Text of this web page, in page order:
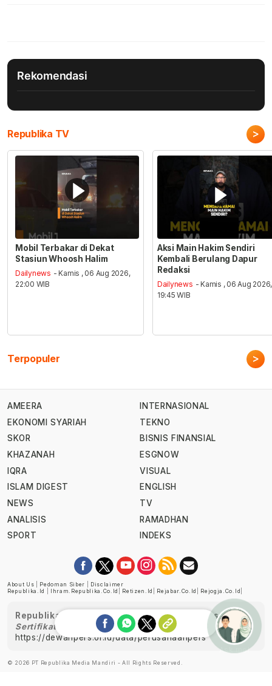
Rekomendasi
Republika TV >
Mobil Terbakar di Dekat
Stasiun Whoosh Halim
Dailynews - Kamis , 06 Aug 2026,
22:00 WIB
Aksi Main Hakim Sendiri
Kembali Berulang Dapur
Redaksi
Dailynews - Kamis , 06 Aug 2026,
19:45 WIB
Terpopuler >
AMEERA
EKONOMI SYARIAH
SKOR
KHAZANAH
IQRA
ISLAM DIGEST
NEWS
ANALISIS
SPORT
INTERNASIONAL
TEKNO
BISNIS FINANSIAL
ESGNOW
VISUAL
ENGLISH
TV
RAMADHAN
INDEKS
About Us Pedoman Siber
Disclaimer
Republika.id
Ihram.republika.co.id Retizen.id Rejabar.co.id Rejogja.co.id
Republika telah diverifikasi oleh Dewan Pers
Sertifikat Nomor 1058/DP-Verifikasi/K/XII/2022
https://dewanpers.or.id/data/perusahaanpers
© 2026 PT Republika Media Mandiri - All Rights Reserved.
Ask me!